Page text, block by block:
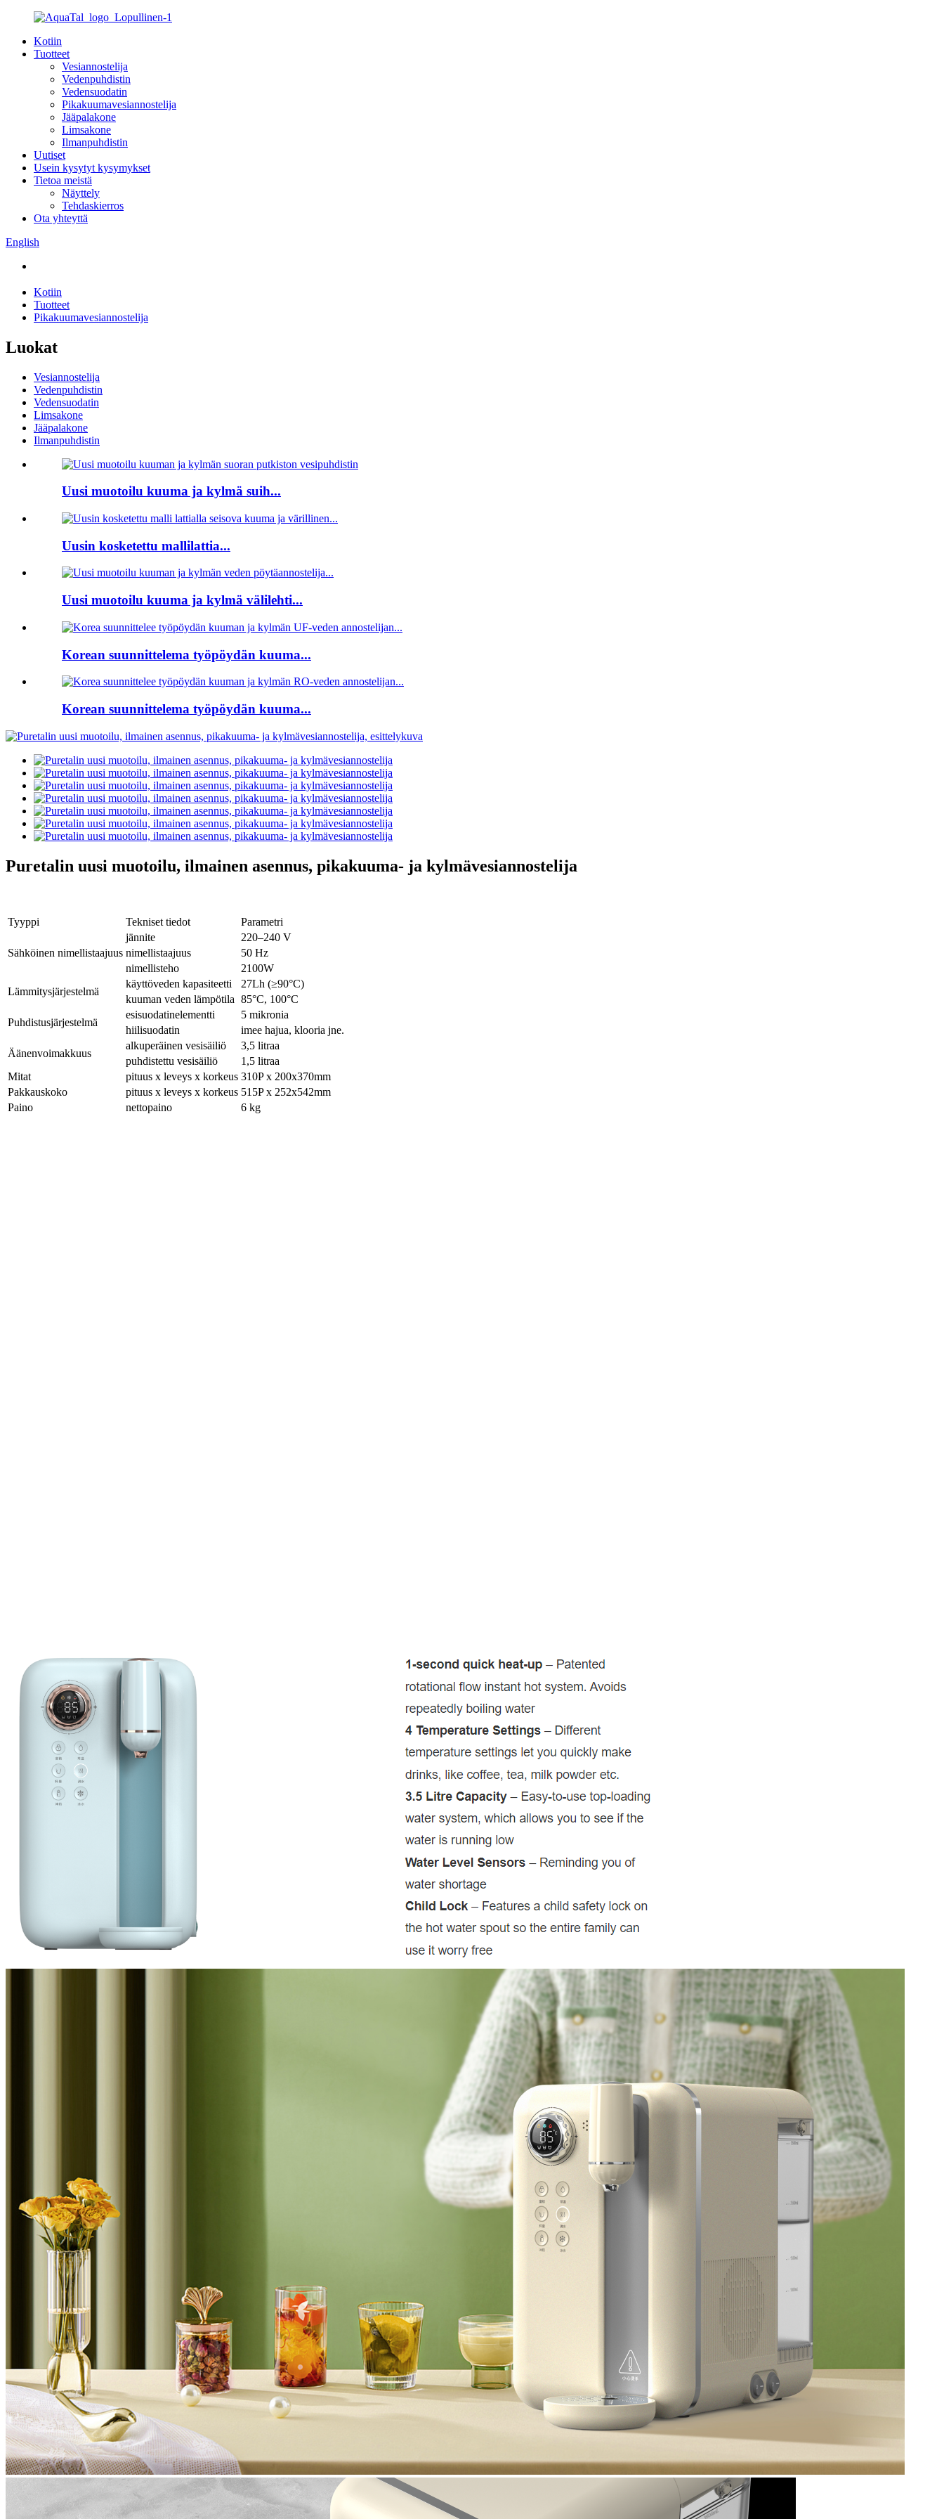
Kotiin
Tuotteet
Vesiannostelija
Vedenpuhdistin
Vedensuodatin
Pikakuumavesiannostelija
Jääpalakone
Limsakone
Ilmanpuhdistin
Uutiset
Usein kysytyt kysymykset
Tietoa meistä
Näyttely
Tehdaskierros
Ota yhteyttä
English
Kotiin
Tuotteet
Pikakuumavesiannostelija
Luokat
Vesiannostelija
Vedenpuhdistin
Vedensuodatin
Limsakone
Jääpalakone
Ilmanpuhdistin
Uusi muotoilu kuuma ja kylmä suih...
Uusin kosketettu mallilattia...
Uusi muotoilu kuuma ja kylmä välilehti...
Korean suunnittelema työpöydän kuuma...
Korean suunnittelema työpöydän kuuma...
Puretalin uusi muotoilu, ilmainen asennus, pikakuuma- ja kylmävesiannostelija
Tyyppi Tekniset tiedot Parametri
Sähköinen nimellistaajuus
jännite
220–240 V
nimellistaajuus
50 Hz
nimellisteho
2100W
Lämmitysjärjestelmä
käyttöveden kapasiteetti
27Lh (≥90°C)
kuuman veden lämpötila 85°C, 100°C
Puhdistusjärjestelmä
esisuodatinelementti
5 mikronia
hiilisuodatin
imee hajua, klooria jne.
Äänenvoimakkuus
alkuperäinen vesisäiliö
3,5 litraa
puhdistettu vesisäiliö
1,5 litraa
Mitat
pituus x leveys x korkeus 310P x 200x370mm
Pakkauskoko
pituus x leveys x korkeus 515P x 252x542mm
Paino
nettopaino 6 kg